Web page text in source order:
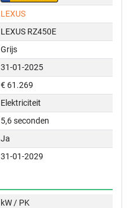
LEXUS
LEXUS RZ450E
Grijs
31-01-2025
€ 61.269
Elektriciteit
5,6 seconden
Ja
31-01-2029
kW / PK